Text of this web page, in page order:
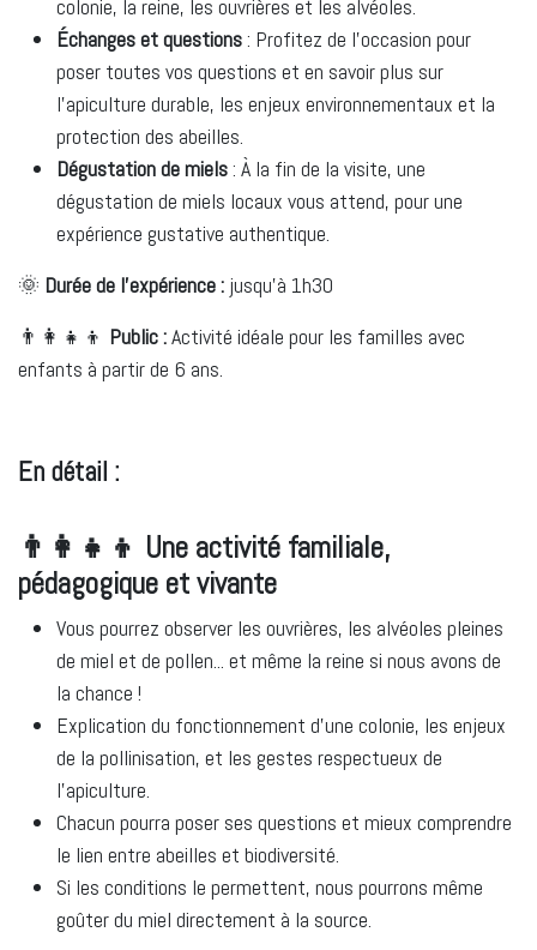
colonie, la reine, les ouvrières et les alvéoles.
Échanges et questions: Profitez de l’occasion pour
poser toutes vos questions et en savoir plus sur
l’apiculture durable, les enjeux environnementaux et la
protection des abeilles.
Dégustation de miels: À la fin de la visite, une
dégustation de miels locaux vous attend, pour une
expérience gustative authentique.
🌞 Durée de l'expérience : jusqu'à 1h30
👨‍👩‍👧‍👦 Public :Activité idéale pour les familles avec
enfants à partir de 6 ans.
En détail :
👨‍👩‍👧‍👦 Une activité familiale,
pédagogique et vivante
Vous pourrez observer les ouvrières, les alvéoles pleines
de miel et de pollen... et même la reine si nous avons de
la chance !
Explication du fonctionnement d’une colonie, les enjeux
de la pollinisation, et les gestes respectueux de
l’apiculture.
Chacun pourra poser ses questions et mieux comprendre
le lien entre abeilles et biodiversité.
Si les conditions le permettent, nous pourrons même
goûter du miel directement à la source.